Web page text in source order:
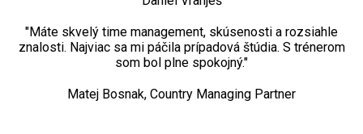
reálnych projektov vďaka skúsenostiam trénera.“
Petr Turovský, Project manager
„Najviac sa mi páčila organizácia kurzu. Naozaj dobré
"Máte skvelý time management, skúsenosti a rozsiahle
znalosti. Najviac sa mi páčila prípadová štúdia. S trénerom
som bol plne spokojný."
Matej Bosnak, Country Managing Partner
„Najviac sa mi páčili praktické cvičenia, diskusia. Kurz
projektového riadenia bol dostačujúci rozsahom aj
spôsobom, nemenila by som ho."
Oľga Pašmíková, project manager